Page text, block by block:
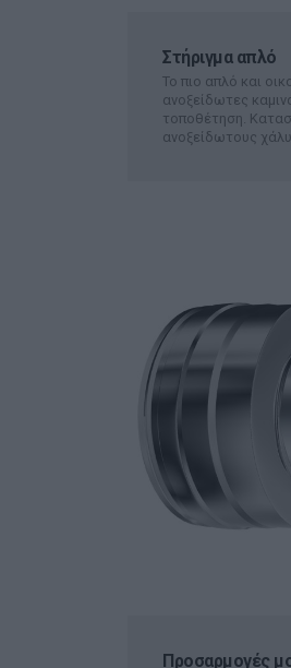
Στήριγμα απλό
Το πιο απλό και
ανοξείδωτες
τοποθέτηση.
ανοξείδωτους
Προσαρμογές